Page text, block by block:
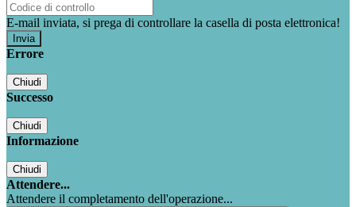
E-mail inviata, si prega di controllare la casella di posta elettronica!
Errore
Chiudi
Successo
Chiudi
Informazione
Chiudi
Attendere...
Attendere il completamento dell'operazione...